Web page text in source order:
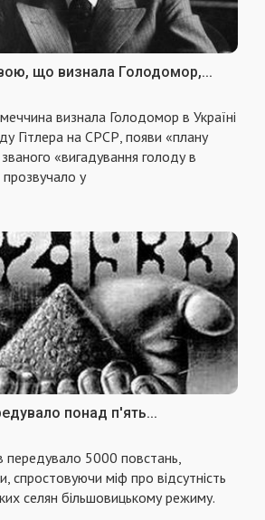
що визнала Голодомор,...
визнала Голодомор в Україні
Гітлера на СРСР, появи «плану
«вигадування голоду в
прозвучало у
понад п'ять...
передувало 5000 повстань,
спростовуючи міф про відсутність
селян більшовицькому режиму.